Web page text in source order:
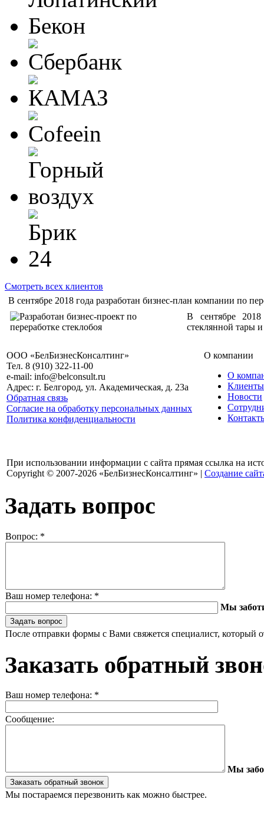
Смотреть всех клиентов
В сентябре 2018 года разработан бизнес-план компании по
В сентябре 2018
стеклянной тары
ООО «БелБизнесКонсалтинг»
Тел. 8 (910) 322-11-00
e-mail: info@belconsult.ru
Адрес: г. Белгород, ул. Академическая, д. 23а
Обратная связь
Согласие на обработку персональных данных
Политика конфиденциальности
О компании
О
Клиенты
Новости
При использовании информации с сайта прямая ссылка на
Copyright © 2007-2026 «БелБизнесКонсалтинг» | Создание
Задать вопрос
Вопрос: *
Ваш номер телефона: *
Мы
После отправки формы с Вами свяжется специалист, который
Заказать обратный
Ваш номер телефона: *
Сообщение:
Мы
Мы постараемся перезвонить как можно быстрее.